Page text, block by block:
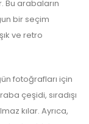
Bu arabaların
bir seçim
ve retro
fotoğrafları için
çeşidi, sıradışı
kılar. Ayrıca,